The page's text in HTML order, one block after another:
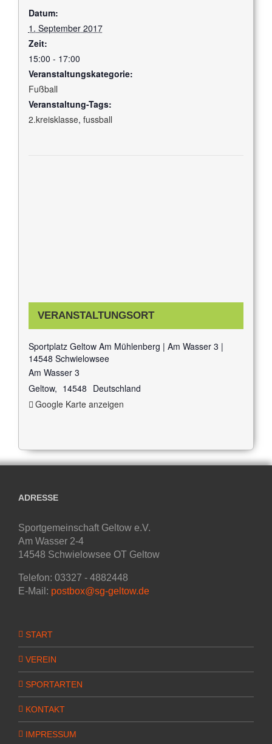
Datum:
1. September 2017
Zeit:
15:00 - 17:00
Veranstaltungskategorie:
Fußball
Veranstaltung-Tags:
2.kreisklasse, fussball
VERANSTALTUNGSORT
Sportplatz Geltow Am Mühlenberg | Am Wasser 3 |
14548 Schwielowsee
Am Wasser 3
Geltow, 14548 Deutschland
Google Karte anzeigen
ADRESSE
Sportgemeinschaft Geltow e.V.
Am Wasser 2-4
14548 Schwielowsee OT Geltow
Telefon: 03327 - 4882448
E-Mail: postbox@sg-geltow.de
START
VEREIN
SPORTARTEN
KONTAKT
IMPRESSUM